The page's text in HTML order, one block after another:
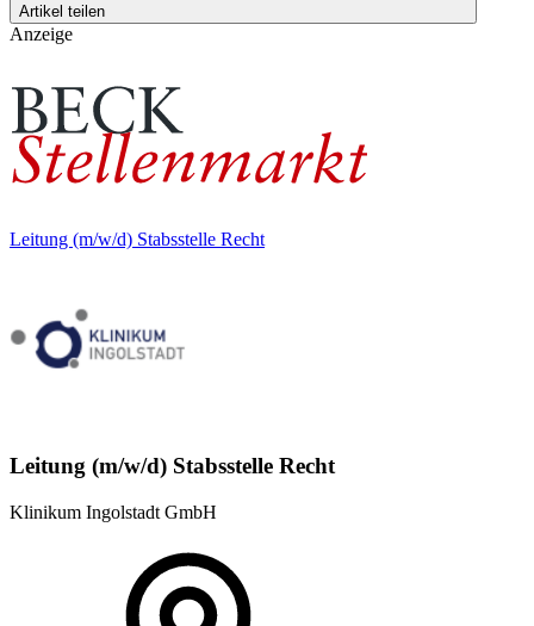
Artikel teilen
Anzeige
Leitung (m/w/d) Stabsstelle Recht
Leitung (m/w/d) Stabsstelle Recht
Klinikum Ingolstadt GmbH